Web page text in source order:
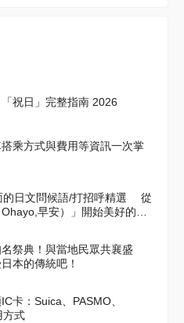
祝日」完整指南 2026
乘方式與費用等資訊一次掌
的日文問候語/打招呼精選 從
Ohayo,早安）」開始美好的一
祭典！與當地民眾共襄盛
本的傳統吧！
卡：Suica、PASMO、
方式